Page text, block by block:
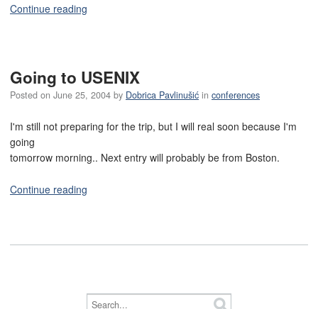
Continue reading
Going to USENIX
Posted on June 25, 2004 by Dobrica Pavlinušić in conferences
I'm still not preparing for the trip, but I will real soon because I'm
going
tomorrow morning.. Next entry will probably be from Boston.
Continue reading